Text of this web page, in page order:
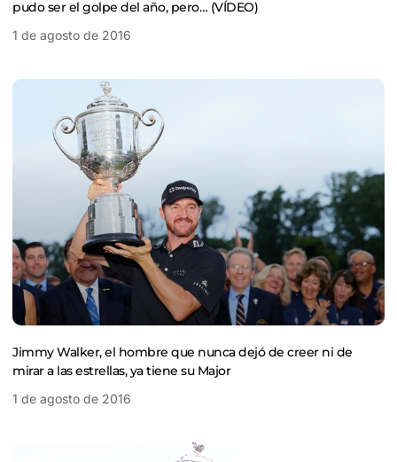
pudo ser el golpe del año, pero… (VÍDEO)
1 de agosto de 2016
Jimmy Walker, el hombre que nunca dejó de creer ni de
mirar a las estrellas, ya tiene su Major
1 de agosto de 2016